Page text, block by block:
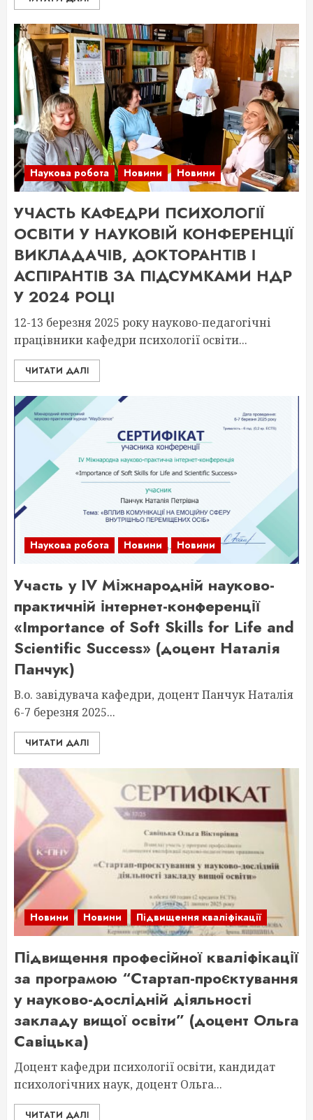
Наукова робота Новини Новини
УЧАСТЬ КАФЕДРИ ПСИХОЛОГІЇ
ОСВІТИ У НАУКОВІЙ КОНФЕРЕНЦІЇ
ВИКЛАДАЧІВ, ДОКТОРАНТІВ І
АСПІРАНТІВ ЗА ПІДСУМКАМИ НДР
У 2024 РОЦІ
12-13 березня 2025 року науково-педагогічні
працівники кафедри психології освіти...
ЧИТАТИ ДАЛІ
Наукова робота Новини Новини
Участь у IV Міжнародній науково-
практичній інтернет-конференції
«Importance of Soft Skills for Life and
Scientific Success» (доцент Наталія
Панчук)
В.о. завідувача кафедри, доцент Панчук Наталія
6-7 березня 2025...
ЧИТАТИ ДАЛІ
Новини Новини Підвищення кваліфікації
Підвищення професійної кваліфікації
за програмою “Стартап-проєктування
у науково-дослідній діяльності
закладу вищої освіти” (доцент Ольга
Савіцька)
Доцент кафедри психології освіти, кандидат
психологічних наук, доцент Ольга...
ЧИТАТИ ДАЛІ